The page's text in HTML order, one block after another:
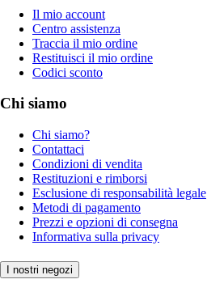
Il mio account
Centro assistenza
Traccia il mio ordine
Restituisci il mio ordine
Codici sconto
Chi siamo
Chi siamo?
Contattaci
Condizioni di vendita
Restituzioni e rimborsi
Esclusione di responsabilità legale
Metodi di pagamento
Prezzi e opzioni di consegna
Informativa sulla privacy
I nostri negozi